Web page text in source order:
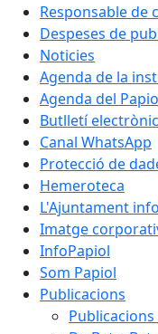
Responsable de
Despeses de
Noticies
Agenda de la
Agenda del
Butlletí electrònic
Canal WhatsApp
Protecció de
Hemeroteca
L'Ajuntament
Imatge
InfoPapiol
Som Papiol
Publicacions
Publicacions